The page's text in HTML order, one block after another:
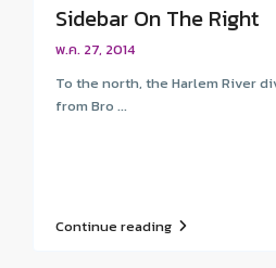
Sidebar On The Right
พ.ค. 27, 2014
To the north, the Harlem River
from Bro ...
Continue reading